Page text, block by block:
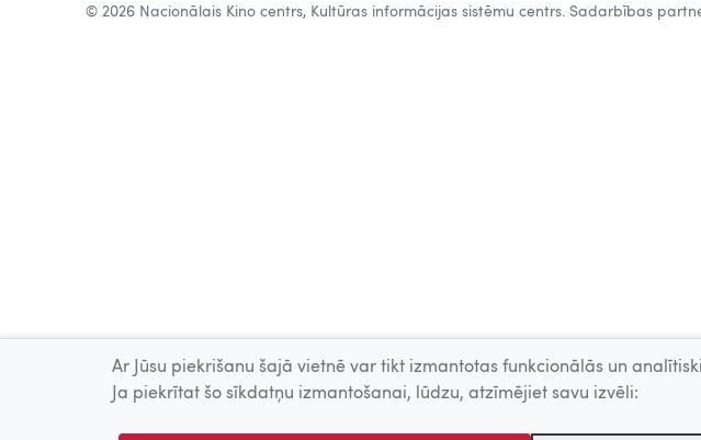
© 2026 Nacionālais Kino centrs, Kultūras informācijas sistēmu centrs. Sadarbības
Ar Jūsu piekrišanu šajā vietnē var tikt izmantotas funkcionālās un
Ja piekrītat šo sīkdatņu izmantošanai, lūdzu, atzīmējiet savu izvēli: